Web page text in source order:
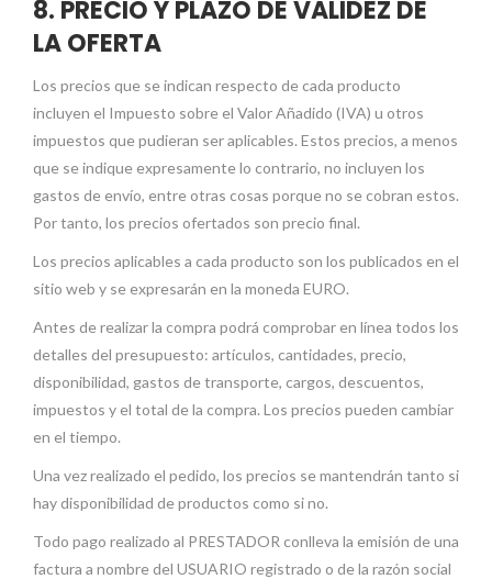
8. PRECIO Y PLAZO DE VALIDEZ DE
LA OFERTA
Los precios que se indican respecto de cada producto
incluyen el Impuesto sobre el Valor Añadido (IVA) u otros
impuestos que pudieran ser aplicables. Estos precios, a menos
que se indique expresamente lo contrario, no incluyen los
gastos de envío, entre otras cosas porque no se cobran estos.
Por tanto, los precios ofertados son precio final.
Los precios aplicables a cada producto son los publicados en el
sitio web y se expresarán en la moneda EURO.
Antes de realizar la compra podrá comprobar en línea todos los
detalles del presupuesto: artículos, cantidades, precio,
disponibilidad, gastos de transporte, cargos, descuentos,
impuestos y el total de la compra. Los precios pueden cambiar
en el tiempo.
Una vez realizado el pedido, los precios se mantendrán tanto si
hay disponibilidad de productos como si no.
Todo pago realizado al PRESTADOR conlleva la emisión de una
factura a nombre del USUARIO registrado o de la razón social